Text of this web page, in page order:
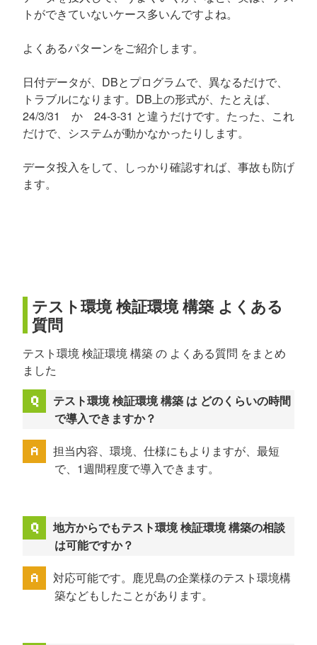
トができていないケース多いんですよね。
よくあるパターンをご紹介します。
日付データが、DBとプログラムで、異なるだけで、
トラブルになります。DB上の形式が、たとえば、
24/3/31 か 24-3-31 と違うだけです。たった、これ
だけで、システムが動かなかったりします。
データ投入をして、しっかり確認すれば、事故も防げ
ます。
テスト環境 検証環境 構築 よくある
質問
テスト環境 検証環境 構築 の よくある質問 をまとめ
ました
テスト環境 検証環境 構築 は どのくらいの時間
で導入できますか？
担当内容、環境、仕様にもよりますが、最短
で、1週間程度で導入できます。
地方からでもテスト環境 検証環境 構築の相談
は可能ですか？
対応可能です。鹿児島の企業様のテスト環境構
築などもしたことがあります。